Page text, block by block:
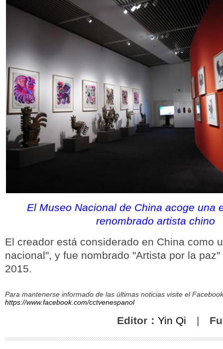
El Museo Nacional de China acoge una
renombrado artista chino
El creador está considerado en China como
nacional", y fue nombrado "Artista por la
2015.
Para mantenerse informado de las últimas noticias visite el
https://www.facebook.com/cctvenespanol
Editor： Yin Qi |